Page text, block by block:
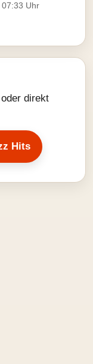
Uhr
direkt
Hits